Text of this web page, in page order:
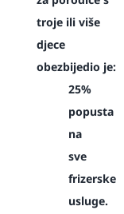
troje ili više
djece
obezbijedio je:
25%
popusta
na
sve
frizerske
usluge.